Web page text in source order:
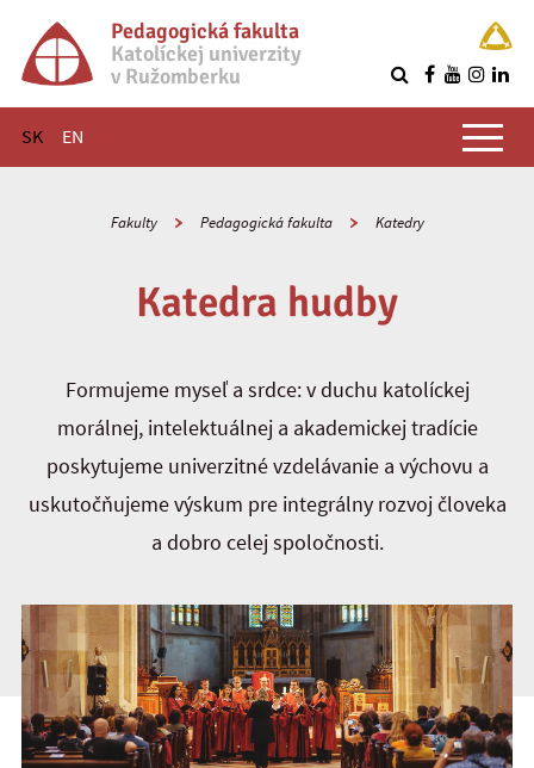
Pedagogická fakulta
Katolíckej univerzity
v Ružomberku
SK EN
Hlavné menu
Fakulty Pedagogická fakulta Katedry
Katedra hudby
Formujeme myseľ a srdce: v duchu katolíckej
morálnej, intelektuálnej a akademickej tradície
poskytujeme univerzitné vzdelávanie a výchovu a
uskutočňujeme výskum pre integrálny rozvoj človeka
a dobro celej spoločnosti.